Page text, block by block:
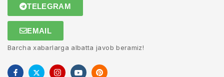
TELEGRAM
EMAIL
Barcha xabarlarga albatta javob beramiz!